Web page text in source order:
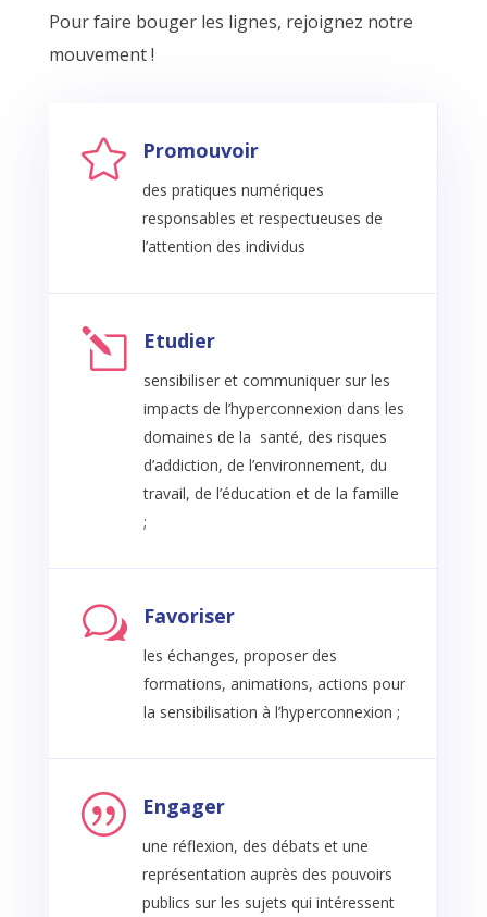
Pour faire bouger les lignes, rejoignez notre
mouvement !
 Promouvoir
des pratiques numériques
responsables et respectueuses de
l’attention des individus
l Etudier
sensibiliser et communiquer sur les
impacts de l’hyperconnexion dans les
domaines de la santé, des risques
d’addiction, de l’environnement, du
travail, de l’éducation et de la famille
;
w Favoriser
les échanges, proposer des
formations, animations, actions pour
la sensibilisation à l’hyperconnexion ;
| Engager
une réflexion, des débats et une
représentation auprès des pouvoirs
publics sur les sujets qui intéressent